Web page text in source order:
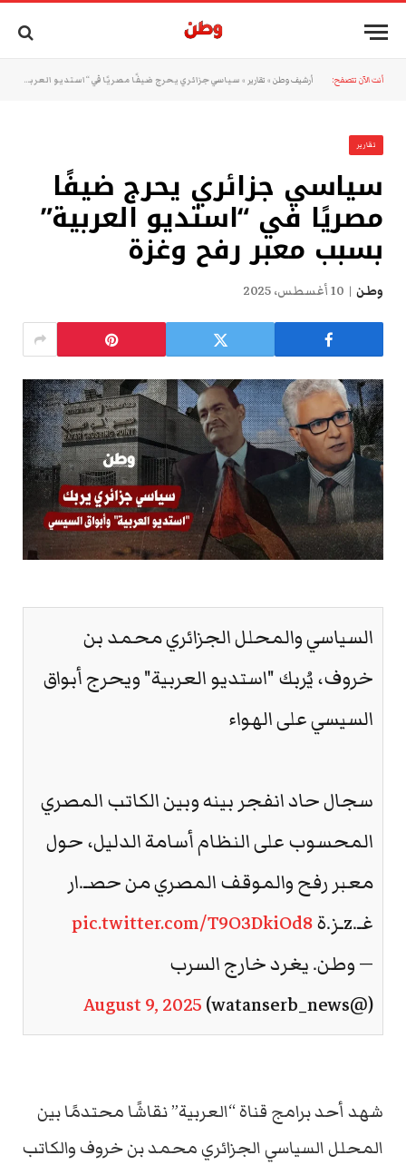
أنت الآن تتصفح: أرشيف وطن » تقارير » سياسي جزائري يحرج ضيفًا مصريًا في “استديو العربية” بسبب معبر رفح وغزة
تقارير
سياسي جزائري يحرج ضيفًا
مصريًا في “استديو العربية”
بسبب معبر رفح وغزة
وطن 10 أغسطس، 2025
السياسي والمحلل الجزائري محمد بن
خروف، يُربك "استديو العربية" ويحرج أبواق
السيسي على الهواء
سجال حاد انفجر بينه وبين الكاتب المصري
المحسوب على النظام أسامة الدليل، حول
معبر رفح والموقف المصري من حصـ.ار
غـ.zـز.ة
pic.twitter.com/T9O3DkiOd8
— وطن. يغرد خارج السرب
(@watanserb_news)
August 9, 2025
شهد أحد برامج قناة “العربية” نقاشًا محتدمًا بين
المحلل السياسي الجزائري محمد بن خروف والكاتب